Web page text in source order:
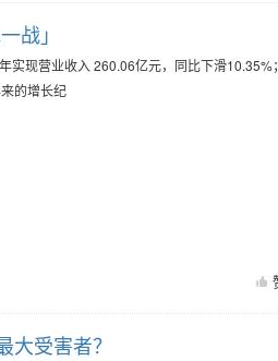
战」
实现营业收入 260.06亿元，同比下滑
的增长纪
大受害者？